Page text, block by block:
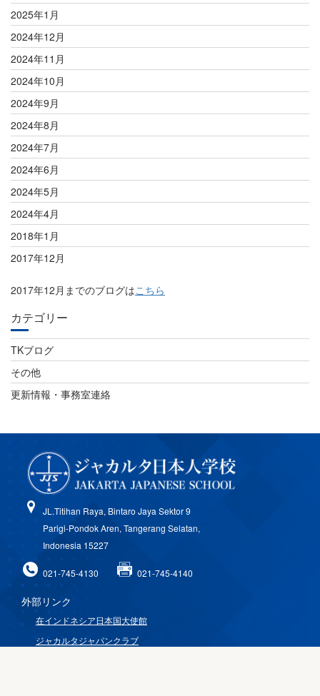
2025年1月
2024年12月
2024年11月
2024年10月
2024年9月
2024年8月
2024年7月
2024年6月
2024年5月
2024年4月
2018年1月
2017年12月
2017年12月までのブログはこちら
カテゴリー
TKブログ
その他
更新情報・事務室連絡
JL.Titihan Raya, Bintaro Jaya Sektor 9
Parigi-Pondok Aren, Tangerang Selatan,
Indonesia 15227
021-745-4130 021-745-4140
外部リンク
在インドネシア日本国大使館
ジャカルタジャパンクラブ